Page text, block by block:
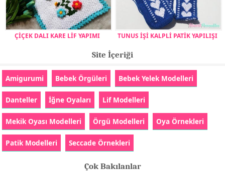
ÇİÇEK DALI KARE LİF YAPIMI TUNUS İŞİ KALPLİ PATİK YAPILIŞI
Site İçeriği
Amigurumi Bebek Örgüleri Bebek Yelek Modelleri
Danteller İğne Oyaları Lif Modelleri
Mekik Oyası Modelleri Örgü Modelleri Oya Örnekleri
Patik Modelleri Seccade Örnekleri
Çok Bakılanlar